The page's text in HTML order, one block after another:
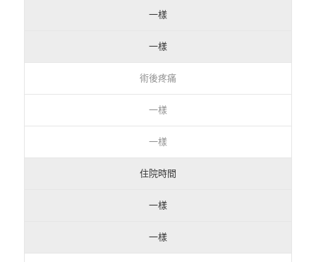
一樣
一樣
術後疼痛
一樣
一樣
住院時間
一樣
一樣